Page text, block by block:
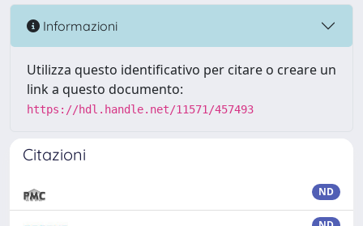
Informazioni
Utilizza questo identificativo per citare o creare un
link a questo documento:
https://hdl.handle.net/11571/457493
Citazioni
ND